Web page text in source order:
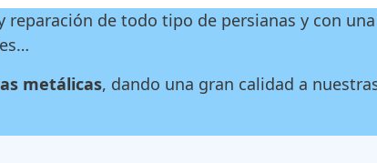
de todo tipo de persianas y con
metálicas, dando una gran calidad a